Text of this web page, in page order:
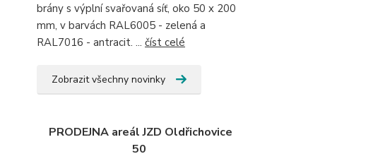
brány s výplní svařovaná síť, oko 50 x 200
mm, v barvách RAL6005 - zelená a
RAL7016 - antracit. ... číst celé
Zobrazit všechny novinky
PRODEJNA areál JZD Oldřichovice
50